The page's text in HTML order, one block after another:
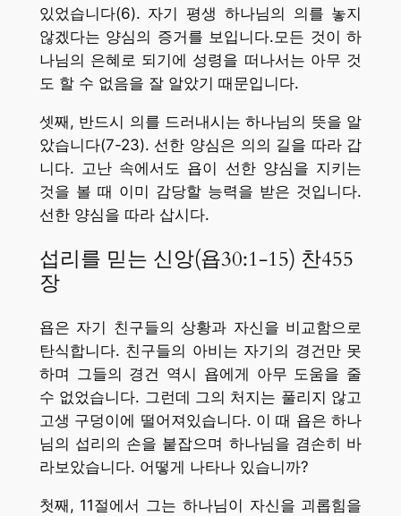
있었습니다(6). 자기 평생 하나님의 의를 놓지
않겠다는 양심의 증거를 보입니다.모든 것이 하
나님의 은혜로 되기에 성령을 떠나서는 아무 것
도 할 수 없음을 잘 알았기 때문입니다.
셋째, 반드시 의를 드러내시는 하나님의 뜻을 알
았습니다(7-23). 선한 양심은 의의 길을 따라 갑
니다. 고난 속에서도 욥이 선한 양심을 지키는
것을 볼 때 이미 감당할 능력을 받은 것입니다.
선한 양심을 따라 삽시다.
섭리를 믿는 신앙(욥30:1-15) 찬455
장
욥은 자기 친구들의 상황과 자신을 비교함으로
탄식합니다. 친구들의 아비는 자기의 경건만 못
하며 그들의 경건 역시 욥에게 아무 도움을 줄
수 없었습니다. 그런데 그의 처지는 풀리지 않고
고생 구덩이에 떨어져있습니다. 이 때 욥은 하나
님의 섭리의 손을 붙잡으며 하나님을 겸손히 바
라보았습니다. 어떻게 나타나 있습니까?
첫째, 11절에서 그는 하나님이 자신을 괴롭힘을